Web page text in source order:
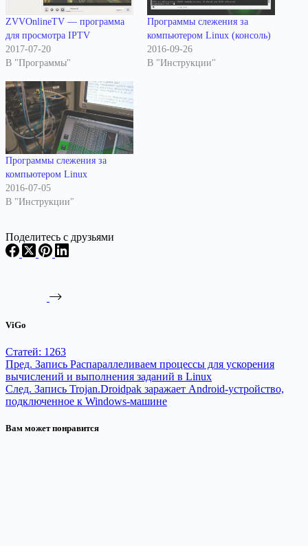
ZVVOnlineTV — программа
для просмотра IPTV
2017-07-20
В "Программы"
Программы слежения за
компьютером Linux (консоль)
2016-09-26
В "Инструкции"
Программы слежения за
компьютером Linux
2016-07-05
В "Инструкции"
Поделитесь с друзьями
ViGo
Статей: 1263
Пред. Запись Распараллеливаем процессы для ускорения
вычислений и выполнения заданий в Linux
След. Запись Trojan.Droidpak заражает Android-устройство,
подключенное к Windows-машине
Вам может понравится